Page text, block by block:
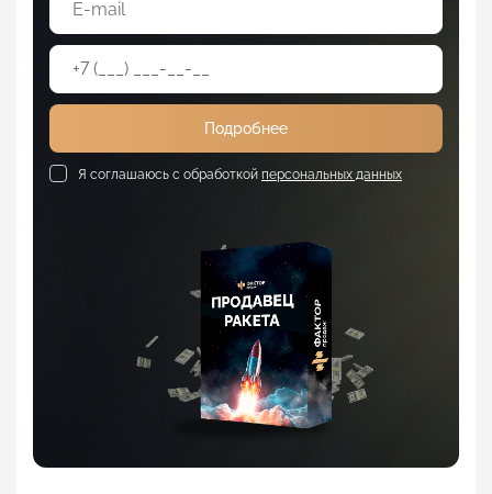
Подробнее
Я соглашаюсь с обработкой персональных данных